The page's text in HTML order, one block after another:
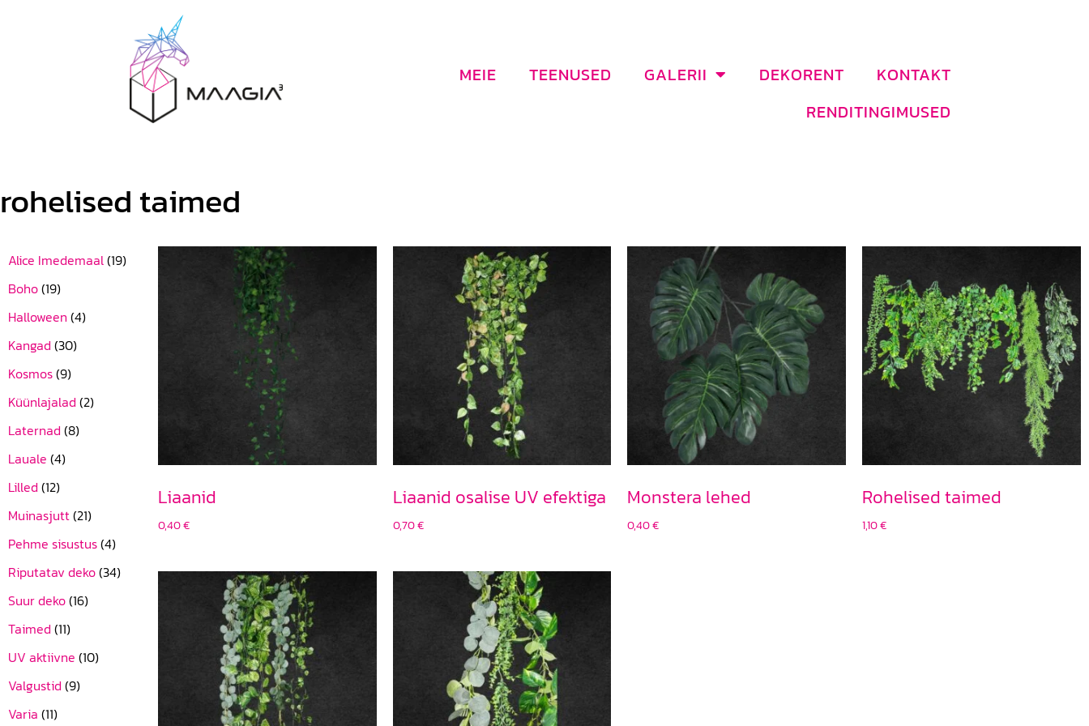
MEIE TEENUSED GALERII DEKORENT
KONTAKT
RENDITINGIMUSED
rohelised taimed
Alice Imedemaal(19)
Boho(19)
Halloween (4)
Kangad (30)
Kosmos(9)
Küünlajalad (2)
Laternad (8)
Lauale (4)
Lilled (12)
Muinasjutt(21)
Pehme sisustus(4)
Riputatav deko(34)
Suur deko(16)
Taimed (11)
UV aktiivne (10)
Valgustid (9)
Varia (11)
Liaanid
0,40€
Liaanid osalise UV efektiga
0,70€
Monstera lehed
0,40€
Rohelised taimed
1,10€